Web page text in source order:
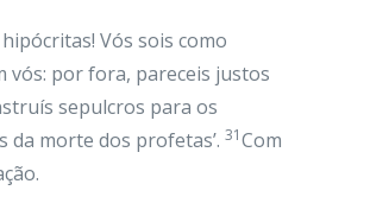
Vós sois como
vós: por fora, pareceis justos
sepulcros para os
da morte dos profetas’. 31Com